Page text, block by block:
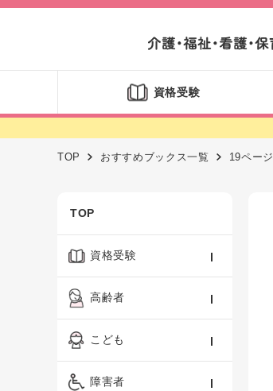
資格受験
TOP おすすめブックス一覧 19ページ
TOP
資格受験
ケアマネジャー
精神保健福祉士
高齢者
認知症ケア・介護技術
ーシャルワーク
こども
保育・教育／発達障害
障害者